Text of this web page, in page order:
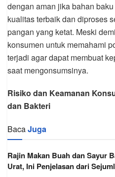
dengan aman jika bahan
kualitas terbaik dan diproses
pangan yang ketat. Meski
konsumen untuk memahami
terjadi agar dapat membuat
saat mengonsumsinya.
Risiko dan Keamanan
dan Bakteri
BacaJuga
Rajin Makan Buah dan Sayur
Urat, Ini Penjelasan dari